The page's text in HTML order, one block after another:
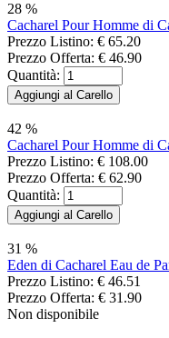
28 %
Cacharel Pour Homme di
Prezzo Listino: € 65.20
Prezzo Offerta: € 46.90
Quantità:
42 %
Cacharel Pour Homme di
Prezzo Listino: € 108.00
Prezzo Offerta: € 62.90
Quantità:
31 %
Eden di Cacharel Eau de
Prezzo Listino: € 46.51
Prezzo Offerta: € 31.90
Non disponibile